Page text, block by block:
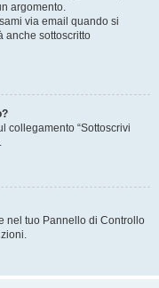
argomento.
via email quando si
anche sottoscritto
collegamento “Sottoscrivi
nel tuo Pannello di Controllo